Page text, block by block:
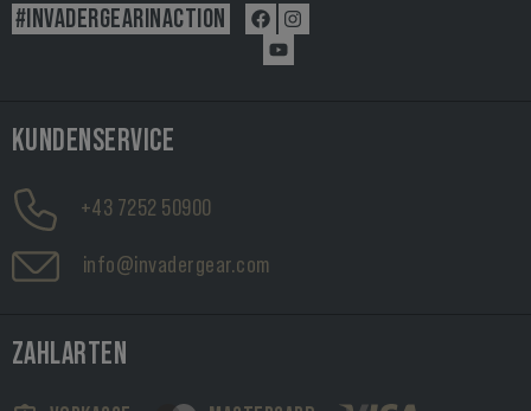
#INVADERGEARINACTION
KUNDENSERVICE
+43 7252 50900
info@invadergear.com
ZAHLARTEN